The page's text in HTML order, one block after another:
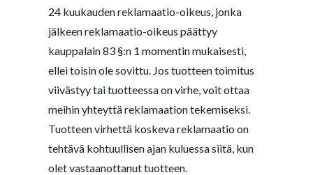
24 kuukauden reklamaatio-oikeus, jonka
jälkeen reklamaatio-oikeus päättyy
kauppalain 83 §:n 1 momentin mukaisesti,
ellei toisin ole sovittu. Jos tuotteen toimitus
viivästyy tai tuotteessa on virhe, voit ottaa
meihin yhteyttä reklamaation tekemiseksi.
Tuotteen virhettä koskeva reklamaatio on
tehtävä kohtuullisen ajan kuluessa siitä, kun
olet vastaanottanut tuotteen.